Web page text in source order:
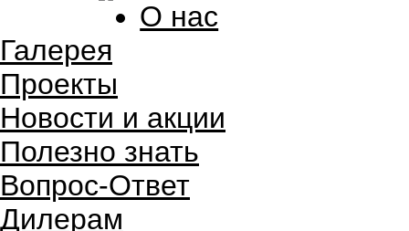
О нас
Галерея
Проекты
Новости и акции
Полезно знать
Вопрос-Ответ
Дилерам